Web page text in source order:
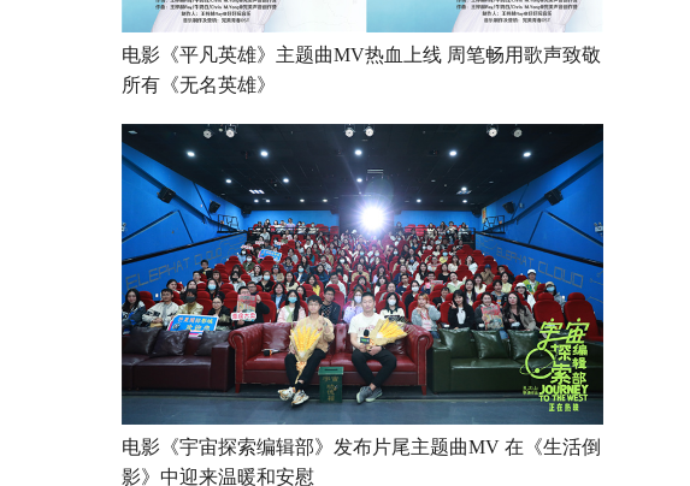
电影《平凡英雄》主题曲MV热血上线 周笔畅用歌声致敬
所有《无名英雄》
电影《宇宙探索编辑部》发布片尾主题曲MV 在《生活倒
影》中迎来温暖和安慰